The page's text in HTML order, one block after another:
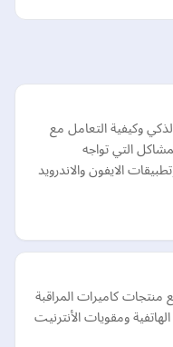
وكيفية التعامل مع
التي تواجه
الايفون والاندرويد
منتجات كاميرات المراقبة
ومقويات الأنترنيت